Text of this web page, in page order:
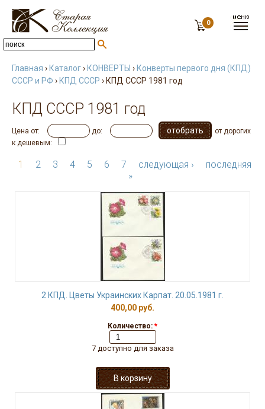
0
Главная › Каталог› КОНВЕРТЫ › Конверты первого дня (КПД)
СССР и РФ › КПД СССР › КПД СССР 1981 год
КПД СССР 1981 год
Цена от: до:
от дорогих
к дешевым:
1 2 3 4 5 6 7 следующая ›
последняя
»
2 КПД. Цветы Украинских Карпат. 20.05.1981 г.
400,00 руб.
Количество: *
7 доступно для заказа